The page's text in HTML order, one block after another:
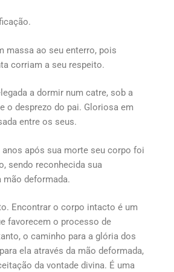
massa ao seu enterro, pois
corriam a seu respeito.
a dormir num catre, sob a
o desprezo do pai. Gloriosa em
entre os seus.
anos após sua morte seu corpo foi
sendo reconhecida sua
mão deformada.
Encontrar o corpo intacto é um
favorecem o processo de
o caminho para a glória dos
ela através da mão deformada,
da vontade divina. É uma